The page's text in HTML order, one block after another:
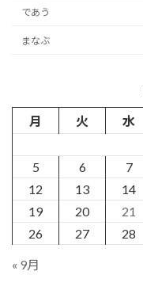
であう
まなぶ
月
火 水
5
6 7
12
13 14
19
20 21
26
27 28
« 9月